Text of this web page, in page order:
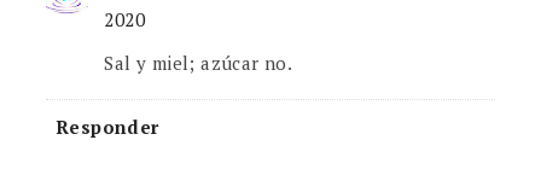
2020
Sal y miel; azúcar no.
Responder